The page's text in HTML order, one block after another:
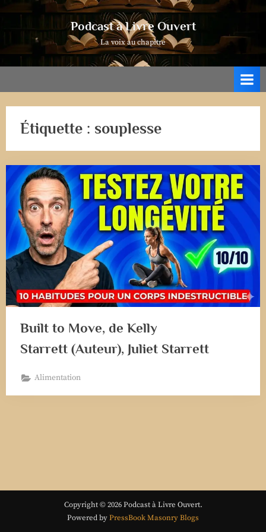
Podcast à Livre Ouvert
La voix au chapitre
Étiquette : souplesse
Built to Move, de Kelly
Starrett (Auteur), Juliet Starrett
Alimentation
Copyright © 2026 Podcast à Livre Ouvert.
Powered byPressBook Masonry Blogs